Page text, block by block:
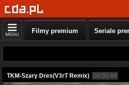
MENU Filmy premium Seriale
TKM-Szary Dres(V3rT Remix) 00:03:49